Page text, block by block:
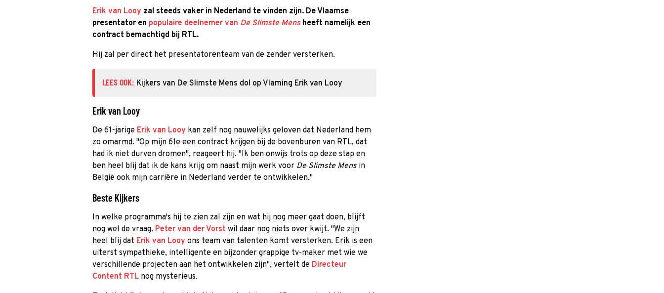
Erik van Looy zal steeds vaker in Nederland te vinden zijn. De Vlaamse
presentator en populaire deelnemer van De Slimste Mensheeft namelijk een
contract bemachtigd bij RTL.
Hij zal per direct het presentatorenteam van de zender versterken.
LEES OOK: Kijkers van De Slimste Mens dol op Vlaming Erik van Looy
Erik van Looy
De 61-jarige Erik van Looy kan zelf nog nauwelijks geloven dat Nederland hem
zo omarmd. "Op mijn 61e een contract krijgen bij de bovenburen van RTL, dat
had ik niet durven dromen", reageert hij. "Ik ben onwijs trots op deze stap en
ben heel blij dat ik de kans krijg om naast mijn werk voor De Slimste Mens in
België ook mijn carrière in Nederland verder te ontwikkelen."
Beste Kijkers
In welke programma's hij te zien zal zijn en wat hij nog meer gaat doen, blijft
nog wel de vraag. Peter van der Vorst wil daar nog niets over kwijt. "We zijn
heel blij dat Erik van Looy ons team van talenten komt versterken. Erik is een
uiterst sympathieke, intelligente en bijzonder grappige tv-maker met wie we
verschillende projecten aan het ontwikkelen zijn", vertelt de Directeur
Content RTL nog mysterieus.